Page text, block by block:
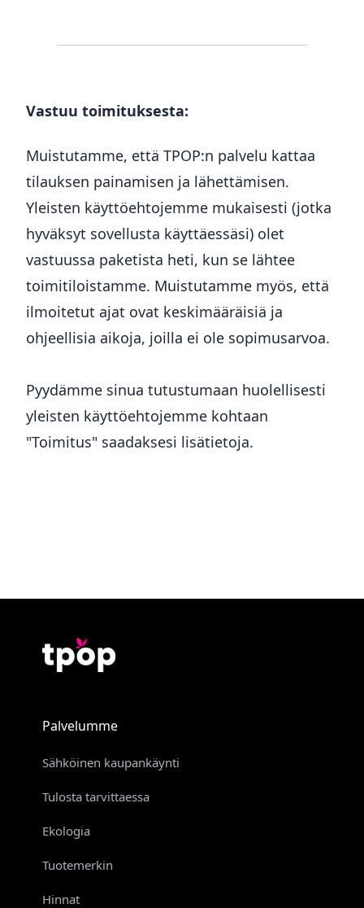
Vastuu toimituksesta:
Muistutamme, että TPOP:n palvelu kattaa
tilauksen painamisen ja lähettämisen.
Yleisten käyttöehtojemme mukaisesti (jotka
hyväksyt sovellusta käyttäessäsi) olet
vastuussa paketista heti, kun se lähtee
toimitiloistamme. Muistutamme myös, että
ilmoitetut ajat ovat keskimääräisiä ja
ohjeellisia aikoja, joilla ei ole sopimusarvoa.
Pyydämme sinua tutustumaan huolellisesti
yleisten käyttöehtojemme kohtaan
"Toimitus" saadaksesi lisätietoja.
Palvelumme
Sähköinen kaupankäynti
Tulosta tarvittaessa
Ekologia
Tuotemerkin
Hinnat